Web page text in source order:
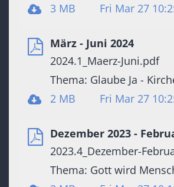
3 MB
Fri Mar 27
März - Juni 2024
2024.1_Maerz-Juni.pdf
Thema: Glaube Ja -
2 MB
Fri Mar 27
Dezember 2023 -
2023.4_Dezember-
Thema: Gott wird